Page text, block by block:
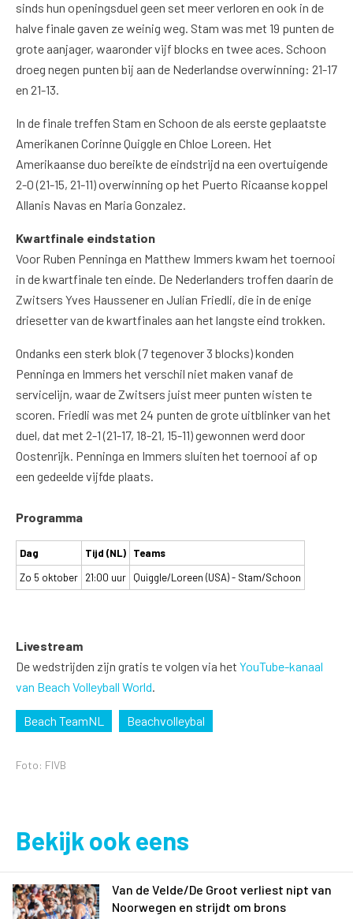
sinds hun openingsduel geen set meer verloren en ook in de
halve finale gaven ze weinig weg. Stam was met 19 punten de
grote aanjager, waaronder vijf blocks en twee aces. Schoon
droeg negen punten bij aan de Nederlandse overwinning: 21-17
en 21-13.
In de finale treffen Stam en Schoon de als eerste geplaatste
Amerikanen Corinne Quiggle en Chloe Loreen. Het
Amerikaanse duo bereikte de eindstrijd na een overtuigende
2-0 (21-15, 21-11) overwinning op het Puerto Ricaanse koppel
Allanis Navas en Maria Gonzalez.
Kwartfinale eindstation
Voor Ruben Penninga en Matthew Immers kwam het toernooi
in de kwartfinale ten einde. De Nederlanders troffen daarin de
Zwitsers Yves Haussener en Julian Friedli, die in de enige
driesetter van de kwartfinales aan het langste eind trokken.
Ondanks een sterk blok (7 tegenover 3 blocks) konden
Penninga en Immers het verschil niet maken vanaf de
servicelijn, waar de Zwitsers juist meer punten wisten te
scoren. Friedli was met 24 punten de grote uitblinker van het
duel, dat met 2-1 (21-17, 18-21, 15-11) gewonnen werd door
Oostenrijk. Penninga en Immers sluiten het toernooi af op
een gedeelde vijfde plaats.
Programma
Dag Tijd (NL)
Teams
Zo 5 oktober
21:00 uur Quiggle/Loreen (USA) - Stam/Schoon
Livestream
De wedstrijden zijn gratis te volgen via het YouTube-kanaal
van Beach Volleyball World.
Beach TeamNL Beachvolleybal
Foto: FIVB
Bekijk ook eens
Van de Velde/De Groot verliest nipt van
Noorwegen en strijdt om brons